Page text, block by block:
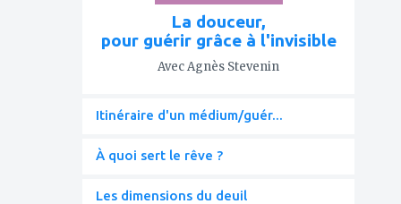
La douceur,
pour guérir grâce à l'invisible
Avec Agnès Stevenin
Itinéraire d'un médium/guér...
À quoi sert le rêve ?
Les dimensions du deuil